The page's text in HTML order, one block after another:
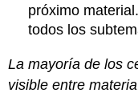
próximo
todos los
La mayoría de los
visible entre